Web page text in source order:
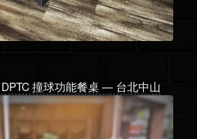
撞球功能餐桌 — 台北中山